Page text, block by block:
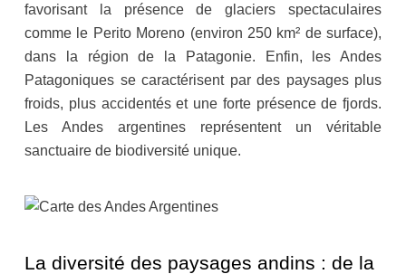
favorisant la présence de glaciers spectaculaires
comme le Perito Moreno (environ 250 km² de surface),
dans la région de la Patagonie. Enfin, les Andes
Patagoniques se caractérisent par des paysages plus
froids, plus accidentés et une forte présence de fjords.
Les Andes argentines représentent un véritable
sanctuaire de biodiversité unique.
La diversité des paysages andins : de la